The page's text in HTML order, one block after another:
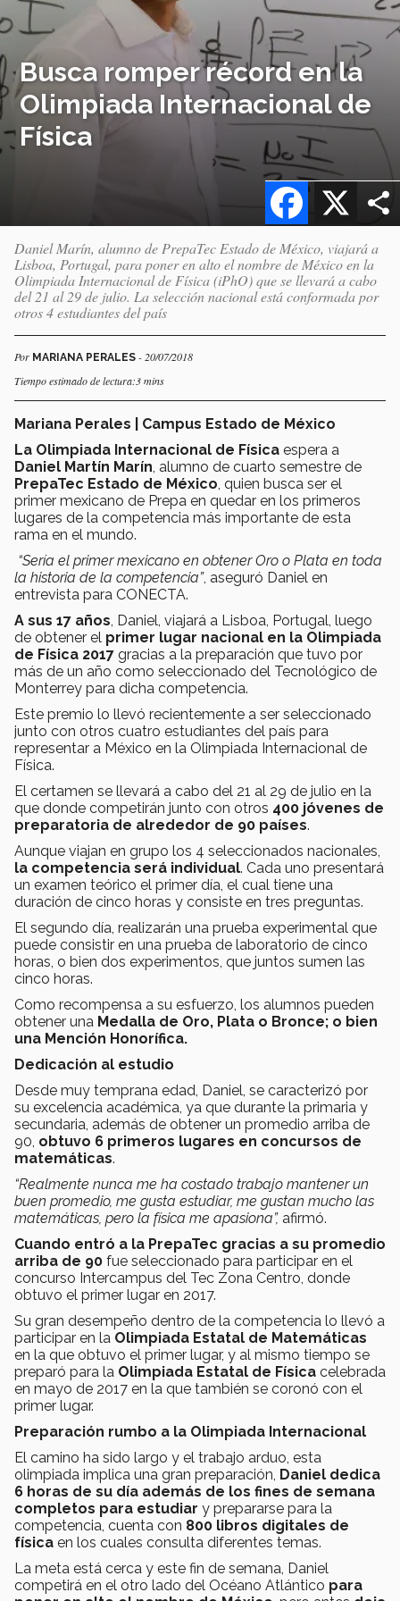
Busca romper récord en la
Olimpiada Internacional de
Física
X
Facebook
Daniel Marín, alumno de PrepaTec Estado de México, viajará a
Lisboa, Portugal, para poner en alto el nombre de México en la
Olimpiada Internacional de Física (iPhO) que se llevará a cabo
del 21 al 29 de julio. La selección nacional está conformada por
otros 4 estudiantes del país
Por MARIANA PERALES - 20/07/2018
Tiempo estimado de lectura:3 mins
Mariana Perales | Campus Estado de México
La Olimpiada Internacional de Física espera a
Daniel Martín Marín , alumno de cuarto semestre de
PrepaTec Estado de México , quien busca ser el
primer mexicano de Prepa en quedar en los primeros
lugares de la competencia más importante de esta
rama en el mundo.
“Sería el primer mexicano en obtener Oro o Plata en toda
la historia de la competencia”, aseguró Daniel en
entrevista para CONECTA.
A sus 17 años , Daniel, viajará a Lisboa, Portugal, luego
de obtener el primer lugar nacional en la Olimpiada
de Física 2017 gracias a la preparación que tuvo por
más de un año como seleccionado del Tecnológico de
Monterrey para dicha competencia.
Este premio lo llevó recientemente a ser seleccionado
junto con otros cuatro estudiantes del país para
representar a México en la Olimpiada Internacional de
Física.
El certamen se llevará a cabo del 21 al 29 de julio en la
que donde competirán junto con otros 400 jóvenes de
preparatoria de alrededor de 90 países.
Aunque viajan en grupo los 4 seleccionados nacionales,
la competencia será individual. Cada uno presentará
un examen teórico el primer día, el cual tiene una
duración de cinco horas y consiste en tres preguntas.
El segundo día, realizarán una prueba experimental que
puede consistir en una prueba de laboratorio de cinco
horas, o bien dos experimentos, que juntos sumen las
cinco horas.
Como recompensa a su esfuerzo, los alumnos pueden
obtener una Medalla de Oro, Plata o Bronce; o bien
una Mención Honorífica.
Dedicación al estudio
Desde muy temprana edad, Daniel, se caracterizó por
su excelencia académica, ya que durante la primaria y
secundaria, además de obtener un promedio arriba de
90, obtuvo 6 primeros lugares en concursos de
matemáticas.
“Realmente nunca me ha costado trabajo mantener un
buen promedio, me gusta estudiar, me gustan mucho las
matemáticas, pero la física me apasiona”, afirmó.
Cuando entró a la PrepaTec gracias a su promedio
arriba de 90 fue seleccionado para participar en el
concurso Intercampus del Tec Zona Centro, donde
obtuvo el primer lugar en 2017.
Su gran desempeño dentro de la competencia lo llevó a
participar en la Olimpiada Estatal de Matemáticas
en la que obtuvo el primer lugar, y al mismo tiempo se
preparó para la Olimpiada Estatal de Física celebrada
en mayo de 2017 en la que también se coronó con el
primer lugar.
Preparación rumbo a la Olimpiada Internacional
El camino ha sido largo y el trabajo arduo, esta
olimpiada implica una gran preparación, Daniel dedica
6 horas de su día además de los fines de semana
completos para estudiar y prepararse para la
competencia, cuenta con 800 libros digitales de
física en los cuales consulta diferentes temas.
La meta está cerca y este fin de semana, Daniel
competirá en el otro lado del Océano Atlántico para